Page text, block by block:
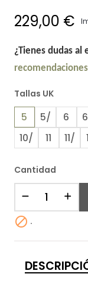
229,00 €
¿Tienes dudas al
recomendaciones
Tallas UK
5 5/ 6
10/
11 11/
Cantidad
 .